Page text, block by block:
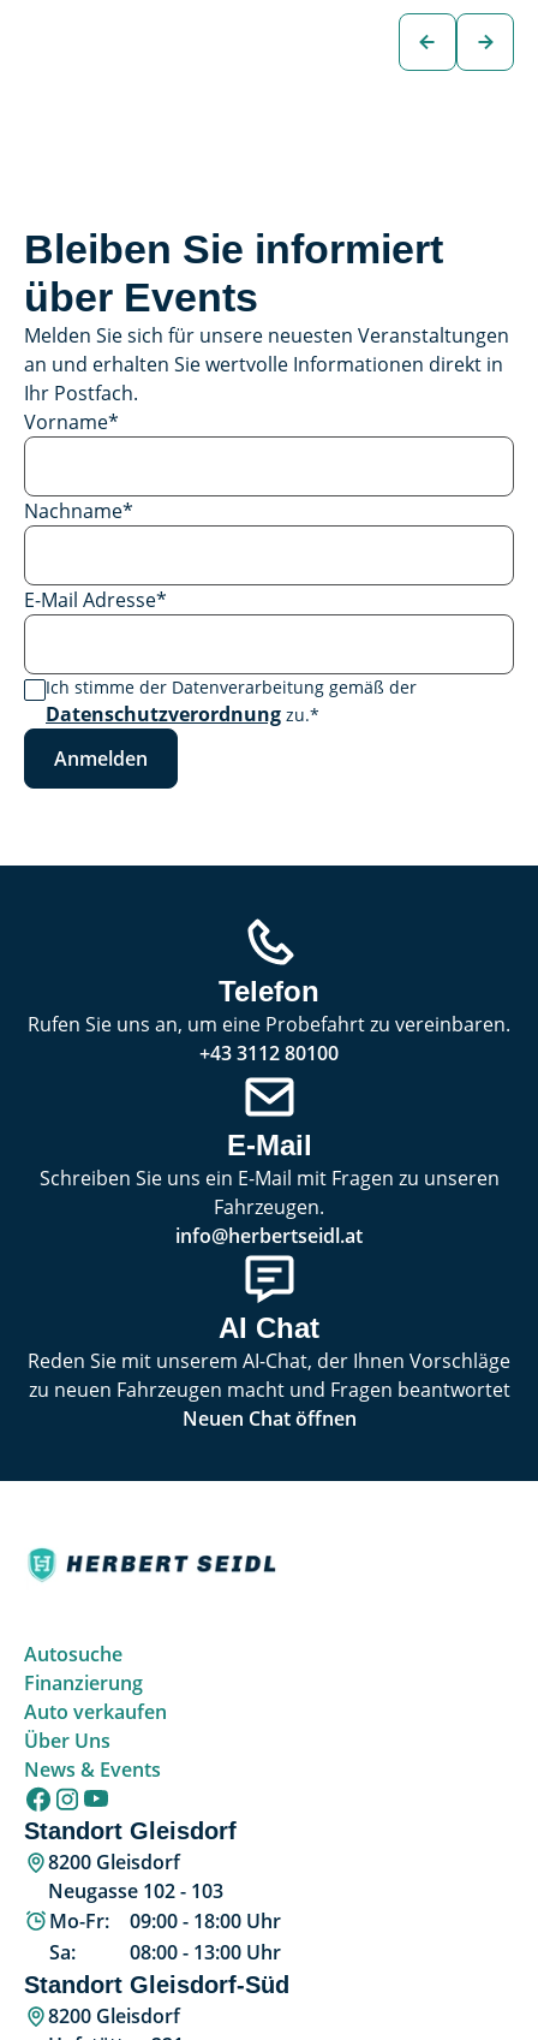
zum
Fahrzeug
Bleiben Sie informiert
über Events
Melden Sie sich für unsere neuesten Veranstaltungen
an und erhalten Sie wertvolle Informationen direkt in
Ihr Postfach.
Vorname*
Nachname*
E-Mail Adresse*
Ich stimme der Datenverarbeitung gemäß der
Datenschutzverordnung zu.*
Anmelden
Telefon
Rufen Sie uns an, um eine Probefahrt zu vereinbaren.
+43 3112 80100
E-Mail
Schreiben Sie uns ein E-Mail mit Fragen zu unseren
Fahrzeugen.
info@herbertseidl.at
AI Chat
Reden Sie mit unserem AI-Chat, der Ihnen Vorschläge
zu neuen Fahrzeugen macht und Fragen beantwortet
Neuen Chat öffnen
Autosuche
Finanzierung
Auto verkaufen
Über Uns
News & Events
Standort Gleisdorf
8200 Gleisdorf
Neugasse 102 - 103
Mo-Fr:
09:00- 18:00 Uhr
Sa:
08:00- 13:00 Uhr
Standort Gleisdorf-Süd
8200 Gleisdorf